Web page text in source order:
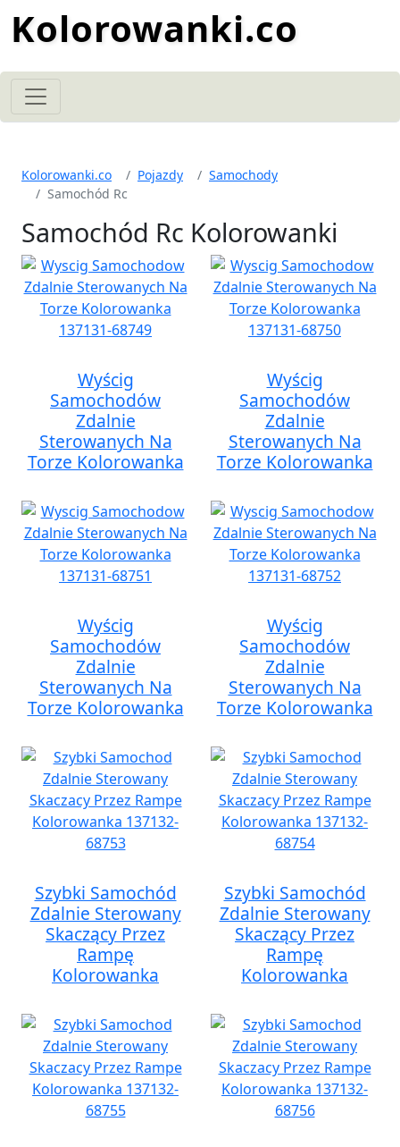
Kolorowanki.co
Kolorowanki.co Pojazdy
Samochody
Samochód Rc
Samochód Rc Kolorowanki
Wyścig
Samochodów
Zdalnie
Sterowanych Na
Torze Kolorowanka
Wyścig
Samochodów
Zdalnie
Sterowanych Na
Torze Kolorowanka
Wyścig
Samochodów
Zdalnie
Sterowanych Na
Torze Kolorowanka
Wyścig
Samochodów
Zdalnie
Sterowanych Na
Torze Kolorowanka
Szybki Samochód
Zdalnie Sterowany
Skaczący Przez
Rampę
Kolorowanka
Szybki Samochód
Zdalnie Sterowany
Skaczący Przez
Rampę
Kolorowanka